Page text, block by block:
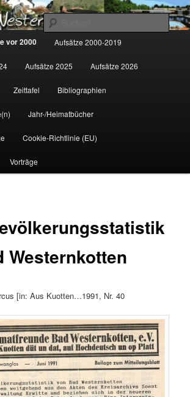
Westernkotten
vor 2000 Aufsätze 2000-2019
Aufsätze 2025 Aufsätze 2026
Zeittafel Bibliographien
Jahr-/Heimatbücher
Cookie-Richtlinie (EU)
Vorträge
Westernkotten
[in: Aus Kuotten…1991, Nr. 40